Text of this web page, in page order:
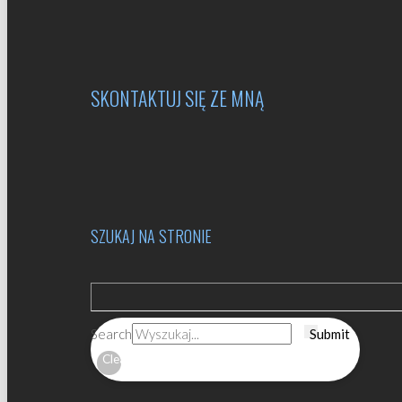
SKONTAKTUJ SIĘ ZE MNĄ
SZUKAJ NA STRONIE
Search Submit
Clear